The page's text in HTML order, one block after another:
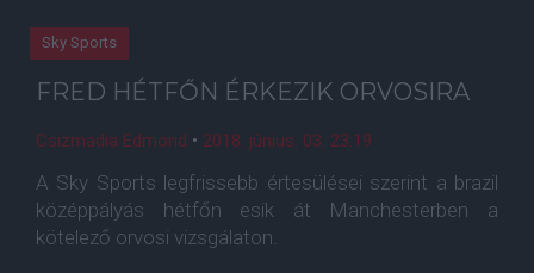
Sky Sports
FRED HÉTFŐN ÉRKEZIK ORVOSIRA
Csizmadia Edmond • 2018. június. 03. 23:19
A Sky Sports legfrissebb értesülései szerint a brazil
középpályás hétfőn esik át Manchesterben a
kötelező orvosi vizsgálaton.